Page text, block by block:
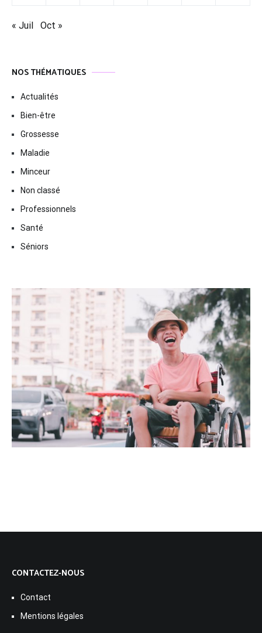
« Juil Oct »
NOS THÉMATIQUES
Actualités
Bien-être
Grossesse
Maladie
Minceur
Non classé
Professionnels
Santé
Séniors
CONTACTEZ-NOUS
Contact
Mentions légales